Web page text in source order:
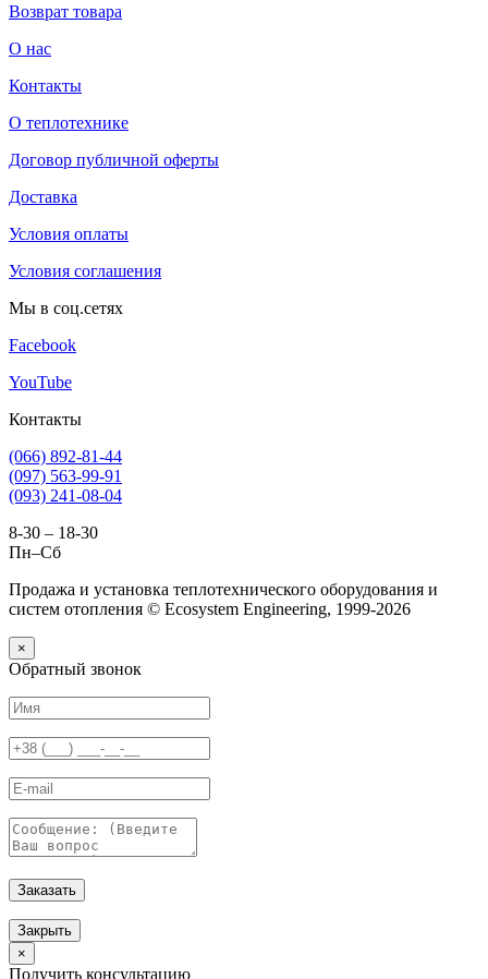
Возврат товара
О нас
Контакты
О теплотехнике
Договор публичной оферты
Доставка
Условия оплаты
Условия соглашения
Мы в соц.сетях
Facebook
YouTube
Контакты
(066) 892-81-44
(097) 563-99-91
(093) 241-08-04
8-30 – 18-30
Пн–Сб
Продажа и установка теплотехнического оборудования и
систем отопления © Ecosystem Engineering, 1999-2026
×
Обратный звонок
Заказать
Закрыть
×
Получить консультацию